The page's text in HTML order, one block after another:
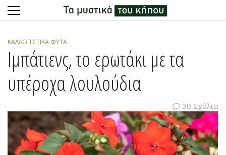
content
ΚΑΛΛΩΠΙΣΤΙΚΆ ΦΥΤΆ
Ιμπάτιενς, το ερωτάκι με τα
υπέροχα λουλούδια
30 Σχόλια